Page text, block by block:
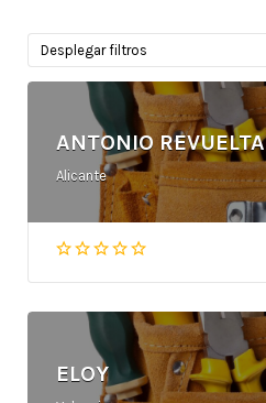
Desplegar filtros
ANTONIO REVUELTA
Alicante
ELOY